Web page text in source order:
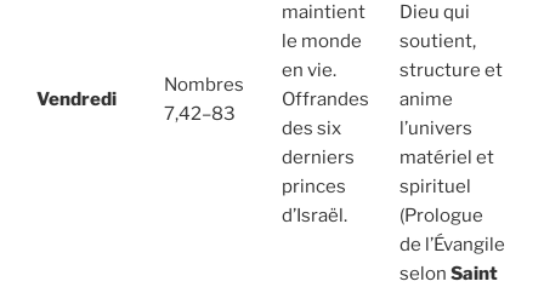
Vendredi
Nombres
7,42–83
maintient
le monde
en vie.
Offrandes
des six
derniers
princes
d’Israël.
Dieu qui
soutient,
structure et
anime
l’univers
matériel et
spirituel
(Prologue
de l’Évangile
selon Saint